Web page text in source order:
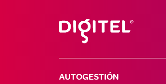
AUTOGESTIÓN